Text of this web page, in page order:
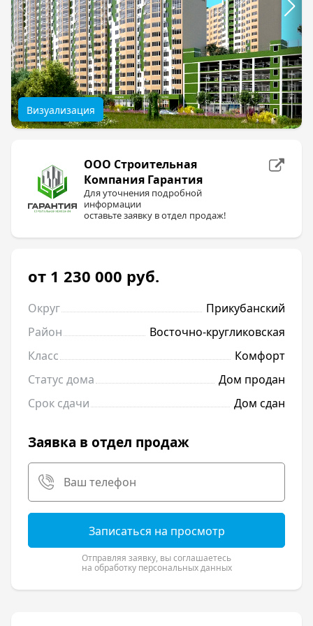
Визуализация
ООО Строительная
Компания Гарантия
Для уточнения подробной
информации
оставьте заявку в отдел продаж!
от 1 230 000 руб.
Округ
Прикубанский
Район
Восточно-кругликовская
Класс
Комфорт
Статус дома
Дом продан
Срок сдачи
Дом сдан
Заявка в отдел продаж
Записаться на просмотр
Отправляя заявку, вы соглашаетесь
на обработку персональных данных